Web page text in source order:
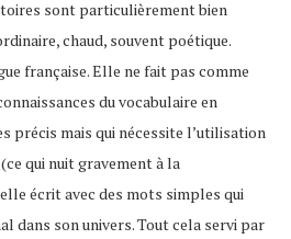
sont particulièrement bien
chaud, souvent poétique.
française. Elle ne fait pas comme
du vocabulaire en
précis mais qui nécessite l’utilisation
qui nuit gravement à la
écrit avec des mots simples qui
dans son univers. Tout cela servi par